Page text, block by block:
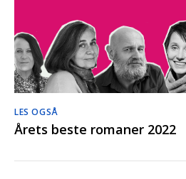
LES OGSÅ
Årets beste romaner 2022